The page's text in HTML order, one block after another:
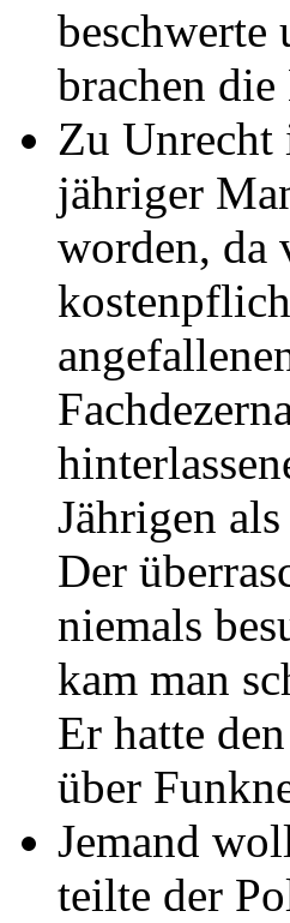
beschwerte
brachen
Zu
jähriger
worden, da
Jährigen
Der
niemals
kam man
Er hatte
über
Jemand
teilte der